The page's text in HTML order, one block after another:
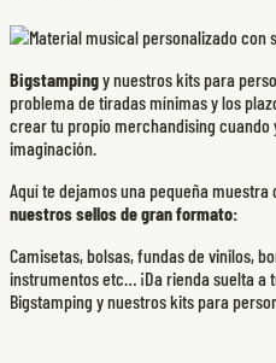
Bigstampingy nuestros kits para
problema de tiradas mínimas y los
crear tu propio merchandising cuando
imaginación.
Aquí te dejamos una pequeña
nuestros sellos de gran formato:
Camisetas, bolsas, fundas de vinilos,
instrumentos etc… ¡Da rienda suelta
Bigstamping y nuestros kits para